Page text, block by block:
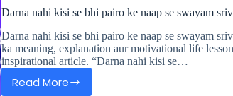
Darna nahi kisi se bhi pairo ke naap se swayam
Darna nahi kisi se bhi pairo ke naap se swayam
ka meaning, explanation aur motivational life
inspirational article. “Darna nahi kisi se…
Read More
Darna